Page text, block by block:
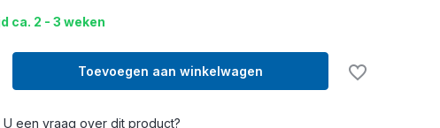
ca. 2 - 3 weken
Toevoegen aan winkelwagen